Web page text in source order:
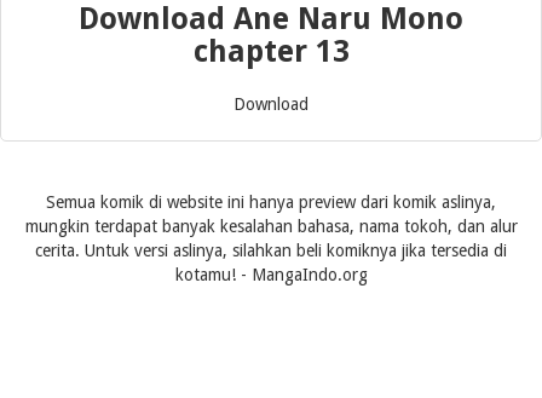
Download Ane Naru Mono
chapter 13
Download
Semua komik di website ini hanya preview dari komik aslinya,
mungkin terdapat banyak kesalahan bahasa, nama tokoh, dan alur
cerita. Untuk versi aslinya, silahkan beli komiknya jika tersedia di
kotamu! - MangaIndo.org